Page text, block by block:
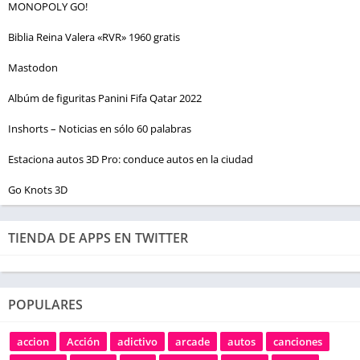
MONOPOLY GO!
Biblia Reina Valera «RVR» 1960 gratis
Mastodon
Albúm de figuritas Panini Fifa Qatar 2022
Inshorts – Noticias en sólo 60 palabras
Estaciona autos 3D Pro: conduce autos en la ciudad
Go Knots 3D
TIENDA DE APPS EN TWITTER
POPULARES
accion Acción adictivo arcade autos
canciones